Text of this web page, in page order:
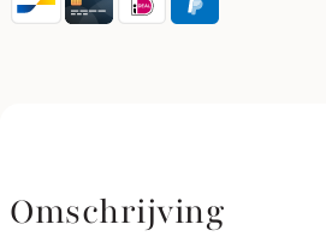
Omschrijving